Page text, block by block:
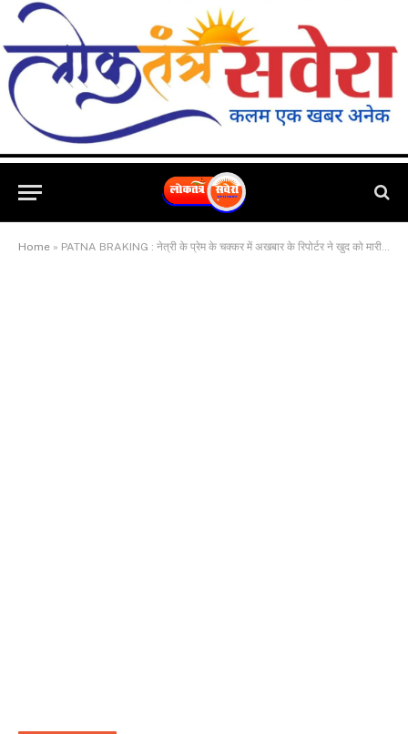
Home » PATNA BRAKING : नेत्री के प्रेम के चक्कर में अखबार के रिपोर्टर ने खुद को मारी गोली. प्रेमिका ने कहा था.. “हिम्मत है तो सुसाइड करके दिखाओ.. इलाज के दौरान पत्रकार की हुई मौत